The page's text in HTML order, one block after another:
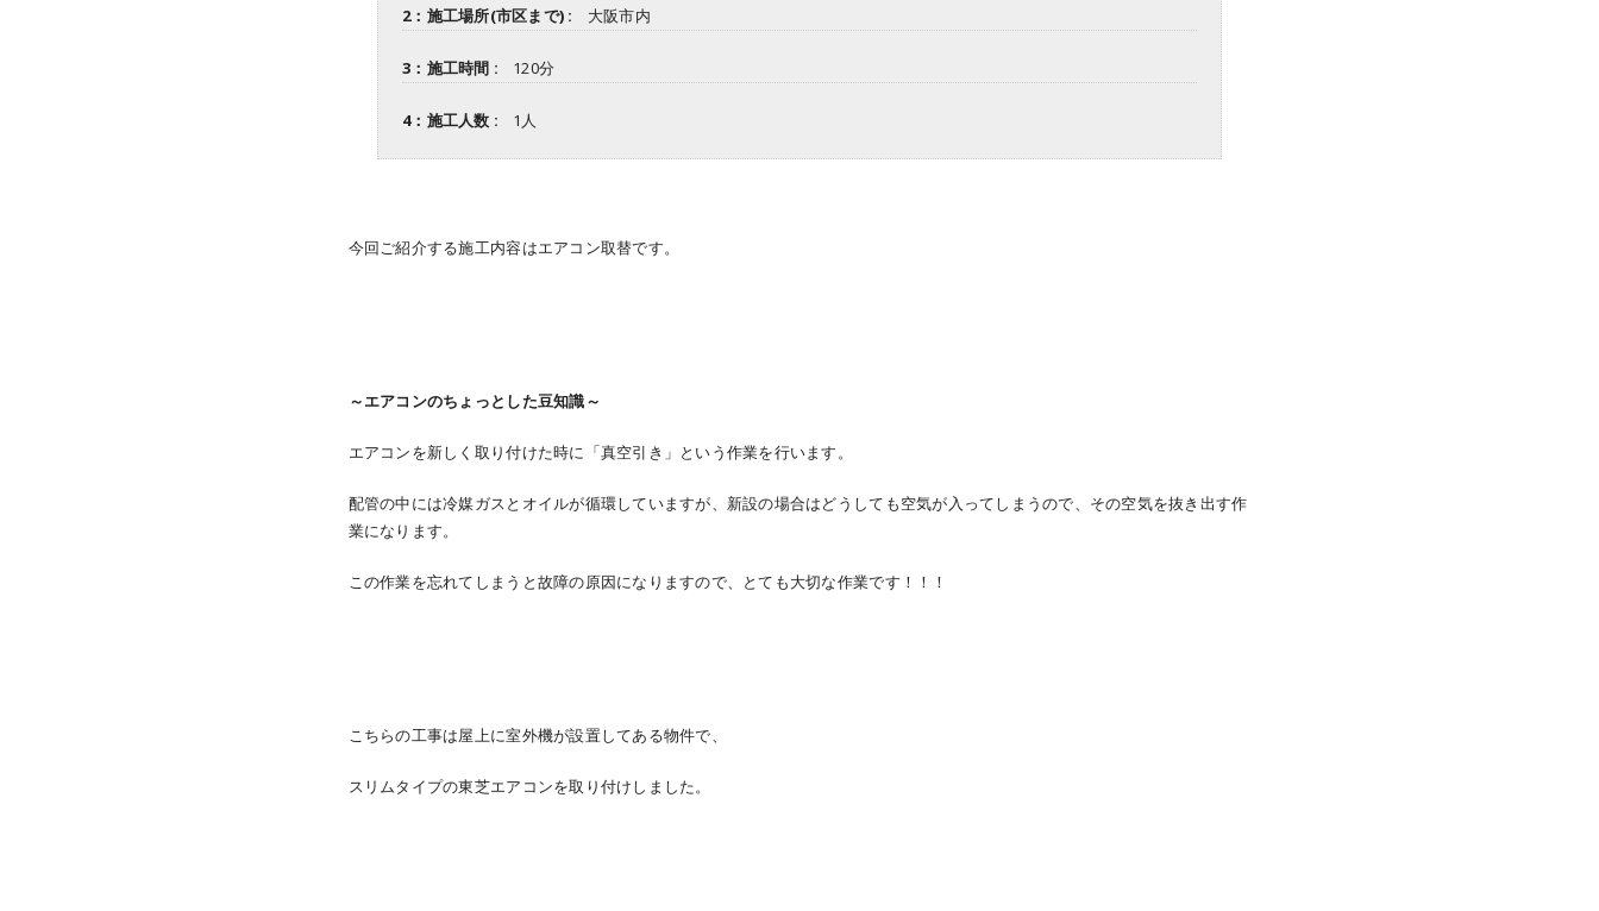
2：施工場所(市区まで) : 大阪市内
3：施工時間 : 120分
4：施工人数 : 1人
今回ご紹介する施工内容はエアコン取替です。
～エアコンのちょっとした豆知識～
エアコンを新しく取り付けた時に「真空引き」という作業を行います。
配管の中には冷媒ガスとオイルが循環していますが、新設の場合はどうしても空気が入ってしまうので、その空気を抜き出す作
業になります。
この作業を忘れてしまうと故障の原因になりますので、とても大切な作業です！！！
こちらの工事は屋上に室外機が設置してある物件で、
スリムタイプの東芝エアコンを取り付けしました。